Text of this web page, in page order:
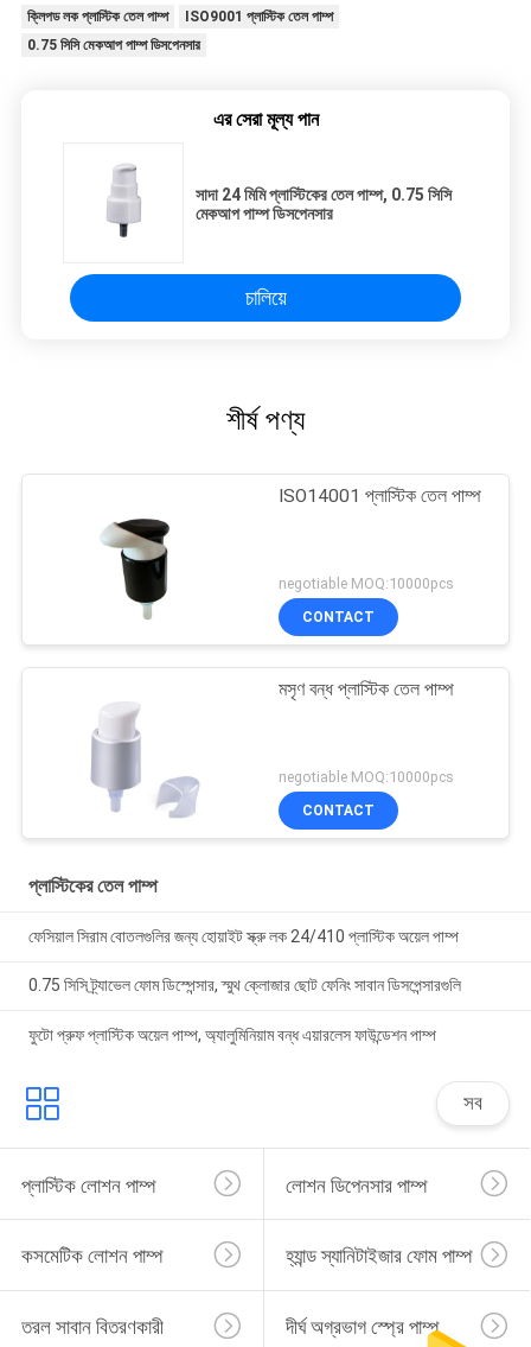
ক্লিপড লক প্লাস্টিক তেল পাম্প
ISO9001 প্লাস্টিক তেল পাম্প
0.75 সিসি মেকআপ পাম্প ডিসপেনসার
এর সেরা মূল্য পান
সাদা 24 মিমি প্লাস্টিকের তেল পাম্প, 0.75 সিসি
মেকআপ পাম্প ডিসপেনসার
চালিয়ে
শীর্ষ পণ্য
ISO14001 প্লাস্টিক তেল পাম্প
negotiable MOQ:10000pcs
CONTACT
মসৃণ বন্ধ প্লাস্টিক তেল পাম্প
negotiable MOQ:10000pcs
CONTACT
প্লাস্টিকের তেল পাম্প
ফেসিয়াল সিরাম বোতলগুলির জন্য হোয়াইট স্ক্রু লক 24/410 প্লাস্টিক অয়েল পাম্প
0.75 সিসি ট্র্যাভেল ফোম ডিস্পেন্সার, স্মুথ ক্লোজার ছোট ফেনিং সাবান ডিসপেন্সারগুলি
ফুটো প্রুফ প্লাস্টিক অয়েল পাম্প, অ্যালুমিনিয়াম বন্ধ এয়ারলেস ফাউন্ডেশন পাম্প
সব
প্লাস্টিক লোশন পাম্প লোশন ডিপেনসার পাম্প
কসমেটিক লোশন পাম্প হ্যান্ড স্যানিটাইজার ফোম পাম্প
তরল সাবান বিতরণকারী দীর্ঘ অগ্রভাগ স্প্রে পাম্প